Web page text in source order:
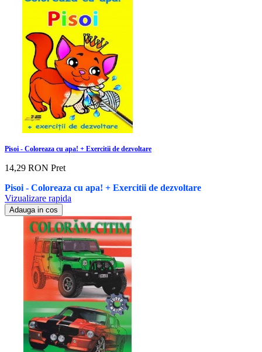
Pisoi - Coloreaza cu apa! + Exercitii de dezvoltare
14,29 RON Pret
Pisoi - Coloreaza cu apa! + Exercitii de dezvoltare
Vizualizare rapida
Adauga in cos